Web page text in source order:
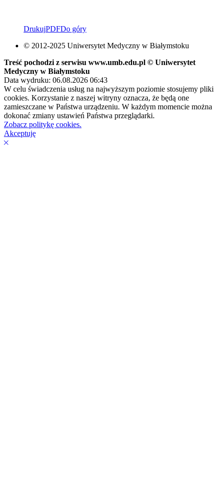
DrukujPDFDo góry
© 2012-2025 Uniwersytet Medyczny w Białymstoku
Treść pochodzi z serwisu www.umb.edu.pl © Uniwersytet
Medyczny w Białymstoku
Data wydruku: 06.08.2026 06:43
W celu świadczenia usług na najwyższym poziomie stosujemy pliki
cookies. Korzystanie z naszej witryny oznacza, że będą one
zamieszczane w Państwa urządzeniu. W każdym momencie można
dokonać zmiany ustawień Państwa przeglądarki.
Zobacz politykę cookies.
Akceptuję